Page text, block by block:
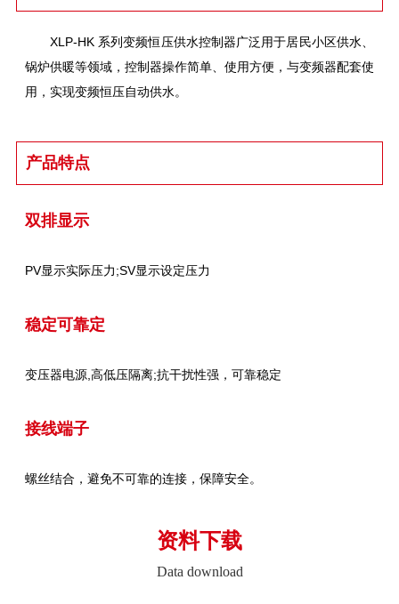
XLP-HK 系列变频恒压供水控制器广泛用于居民小区供水、
锅炉供暖等领域，控制器操作简单、使用方便，与变频器配套使
用，实现变频恒压自动供水。
产品特点
双排显示
PV显示实际压力;SV显示设定压力
稳定可靠定
变压器电源,高低压隔离;抗干扰性强，可靠稳定
接线端子
螺丝结合，避免不可靠的连接，保障安全。
资料下载
Data download